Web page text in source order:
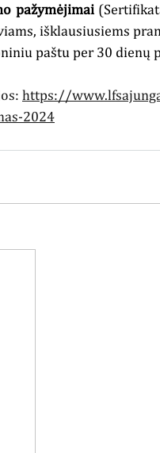
pažymėjimai
išklausiusiems
paštu per 30 dienų
https://
2024